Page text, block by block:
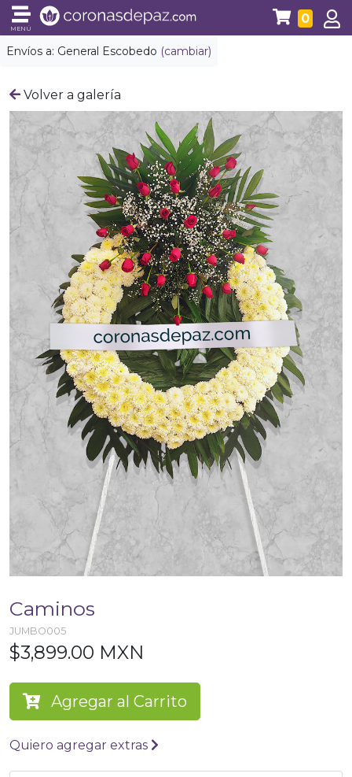
Envíos a: General Escobedo (cambiar)
MENÚ
0
Volver a galería
Caminos
JUMBO005
$3,899.00 MXN
Agregar al Carrito
Quiero agregar extras